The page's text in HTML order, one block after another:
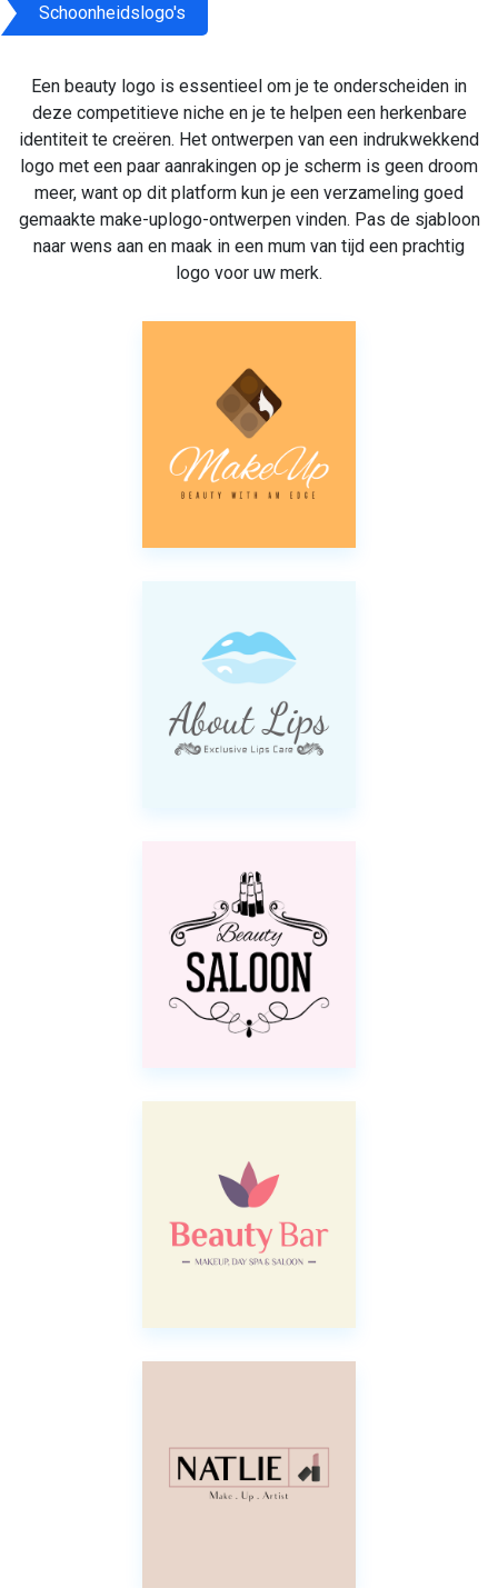
Schoonheidslogo's
Een beauty logo is essentieel om je te onderscheiden in
deze competitieve niche en je te helpen een herkenbare
identiteit te creëren. Het ontwerpen van een indrukwekkend
logo met een paar aanrakingen op je scherm is geen droom
meer, want op dit platform kun je een verzameling goed
gemaakte make-uplogo-ontwerpen vinden. Pas de sjabloon
naar wens aan en maak in een mum van tijd een prachtig
logo voor uw merk.